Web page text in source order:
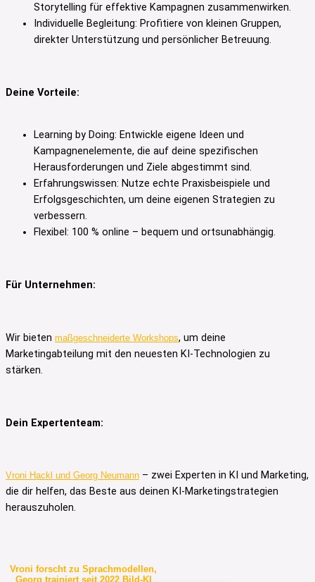
Storytelling für effektive Kampagnen zusammenwirken.
Individuelle Begleitung: Profitiere von kleinen Gruppen,
direkter Unterstützung und persönlicher Betreuung.
Deine Vorteile:
Learning by Doing: Entwickle eigene Ideen und
Kampagnenelemente, die auf deine spezifischen
Herausforderungen und Ziele abgestimmt sind.
Erfahrungswissen: Nutze echte Praxisbeispiele und
Erfolgsgeschichten, um deine eigenen Strategien zu
verbessern.
Flexibel: 100 % online – bequem und ortsunabhängig.
Für Unternehmen:
Wir bieten maßgeschneiderte Workshops, um deine
Marketingabteilung mit den neuesten KI-Technologien zu
stärken.
Dein Expertenteam:
Vroni Hackl und Georg Neumann – zwei Experten in KI und Marketing,
die dir helfen, das Beste aus deinen KI-Marketingstrategien
herauszuholen.
Vroni forscht zu Sprachmodellen,
Georg trainiert seit 2022 Bild-KI